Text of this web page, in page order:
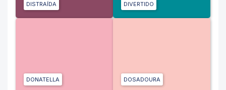
DISTRAÍDA DIVERTIDO
DONATELLA DOSADOURA